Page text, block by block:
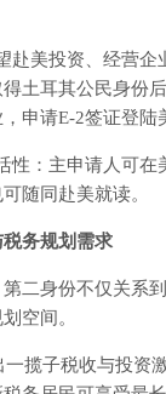
赴美投资、经营企
土耳其公民身份
申请E-2签证登陆
性：主申请人可在
随同赴美就读。
务规划需求
二身份不仅关系
空间。
一揽子税收与投资